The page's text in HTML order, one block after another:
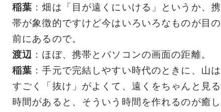
稲葉 ：畑は「目が遠くにいける」というか、携
帯が象徴的ですけど今はいろいろなものが目の
前にあるので。
渡辺 ：ほぼ、携帯とパソコンの画面の距離。
稲葉 ：手元で完結しやすい時代のときに、山は
すごく「抜け」がよくて、遠くをちゃんと見る
時間があると、そういう時間を作れるのが癒し